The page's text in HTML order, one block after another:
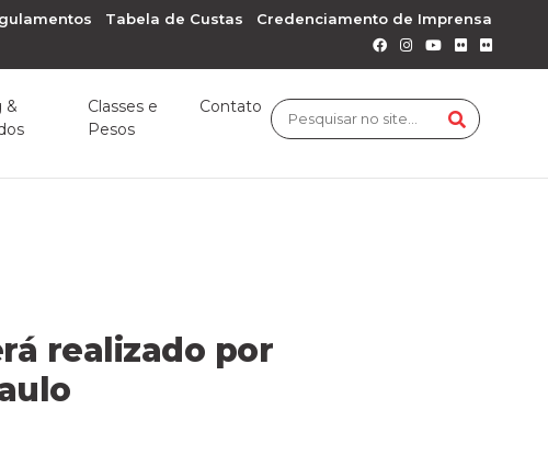
Tabela de Custas Credenciamento de Imprensa
&
Classes e
Pesos
Contato
realizado por